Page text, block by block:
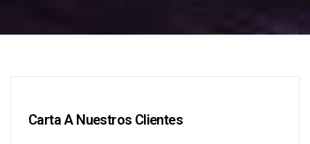
Carta A Nuestros Clientes